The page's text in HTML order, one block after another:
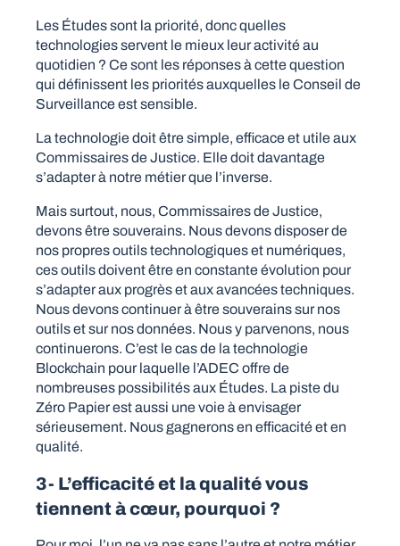
Les Études sont la priorité, donc quelles
technologies servent le mieux leur activité au
quotidien ? Ce sont les réponses à cette question
qui définissent les priorités auxquelles le Conseil de
Surveillance est sensible.
La technologie doit être simple, efficace et utile aux
Commissaires de Justice. Elle doit davantage
s’adapter à notre métier que l’inverse.
Mais surtout, nous, Commissaires de Justice,
devons être souverains. Nous devons disposer de
nos propres outils technologiques et numériques,
ces outils doivent être en constante évolution pour
s’adapter aux progrès et aux avancées techniques.
Nous devons continuer à être souverains sur nos
outils et sur nos données. Nous y parvenons, nous
continuerons. C’est le cas de la technologie
Blockchain pour laquelle l’ADEC offre de
nombreuses possibilités aux Études. La piste du
Zéro Papier est aussi une voie à envisager
sérieusement. Nous gagnerons en efficacité et en
qualité.
3- L’efficacité et la qualité vous
tiennent à cœur, pourquoi ?